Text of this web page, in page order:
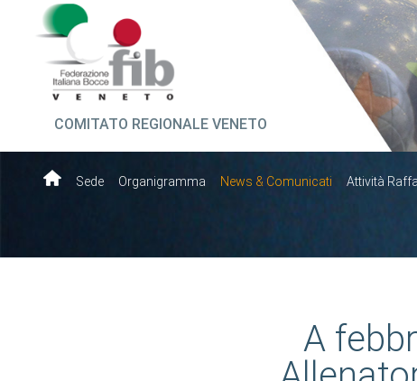
COMITATO REGIONALE VENETO
Sede Organigramma News & Comunicati Attività Raffa
A